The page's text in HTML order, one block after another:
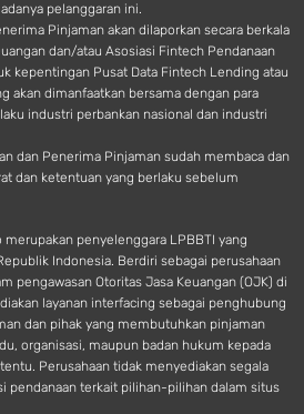
pelanggaran ini.
Pinjaman akan dilaporkan secara berkala
dan/atau Asosiasi Fintech Pendanaan
kepentingan Pusat Data Fintech Lending atau
akan dimanfaatkan bersama dengan para
industri perbankan nasional dan industri
dan Penerima Pinjaman sudah membaca dan
dan ketentuan yang berlaku sebelum
penyelenggara LPBBTI yang
Indonesia. Berdiri sebagai perusahaan
pengawasan Otoritas Jasa Keuangan (OJK) di
layanan interfacing sebagai penghubung
dan pihak yang membutuhkan pinjaman
organisasi, maupun badan hukum kepada
Perusahaan tidak menyediakan segala
pendanaan terkait pilihan-pilihan dalam situs